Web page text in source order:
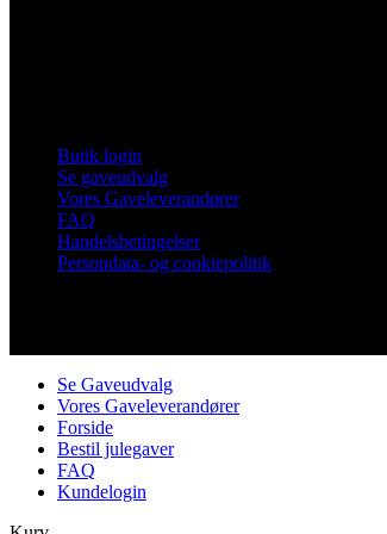
Butik login
Se gaveudvalg
Vores Gaveleverandører
FAQ
Handelsbetingelser
Persondata- og cookiepolitik
Se Gaveudvalg
Vores Gaveleverandører
Forside
Bestil julegaver
FAQ
Kundelogin